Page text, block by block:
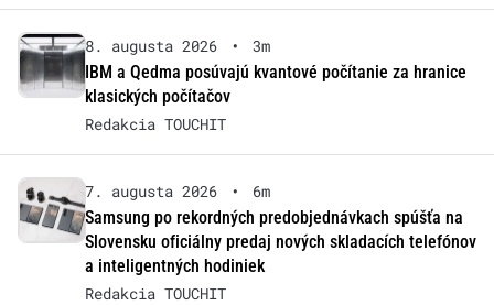
8. augusta 2026 •
3m
IBM a Qedma posúvajú kvantové počítanie za hranice
klasických počítačov
Redakcia TOUCHIT
7. augusta 2026 •
6m
Samsung po rekordných predobjednávkach spúšťa na
Slovensku oficiálny predaj nových skladacích telefónov
a inteligentných hodiniek
Redakcia TOUCHIT